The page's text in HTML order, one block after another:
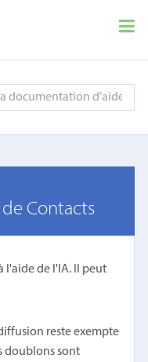
Contacts
l'aide de l'IA. Il peut
reste exempte
doublons sont